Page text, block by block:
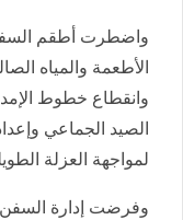
واضطرت أطقم
الأطعمة والمياه
وانقطاع خطوط
الصيد الجماعي
لمواجهة العزلة
وفرضت إدارة السفن